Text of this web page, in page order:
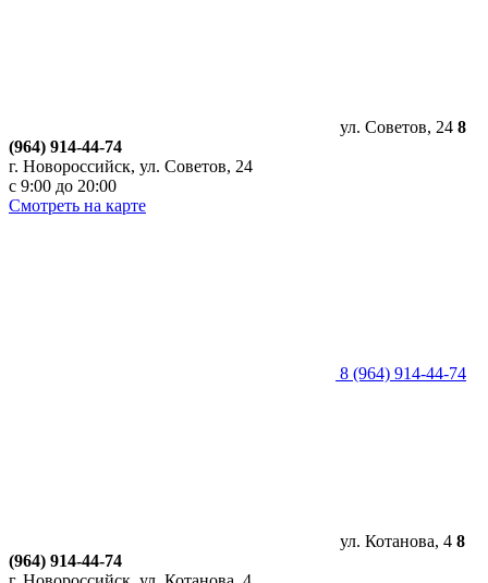
ул. Советов, 24 8
(964) 914-44-74
г. Новороссийск, ул. Советов, 24
с 9:00 до 20:00
Смотреть на карте
8 (964) 914-44-74
ул. Котанова, 4 8
(964) 914-44-74